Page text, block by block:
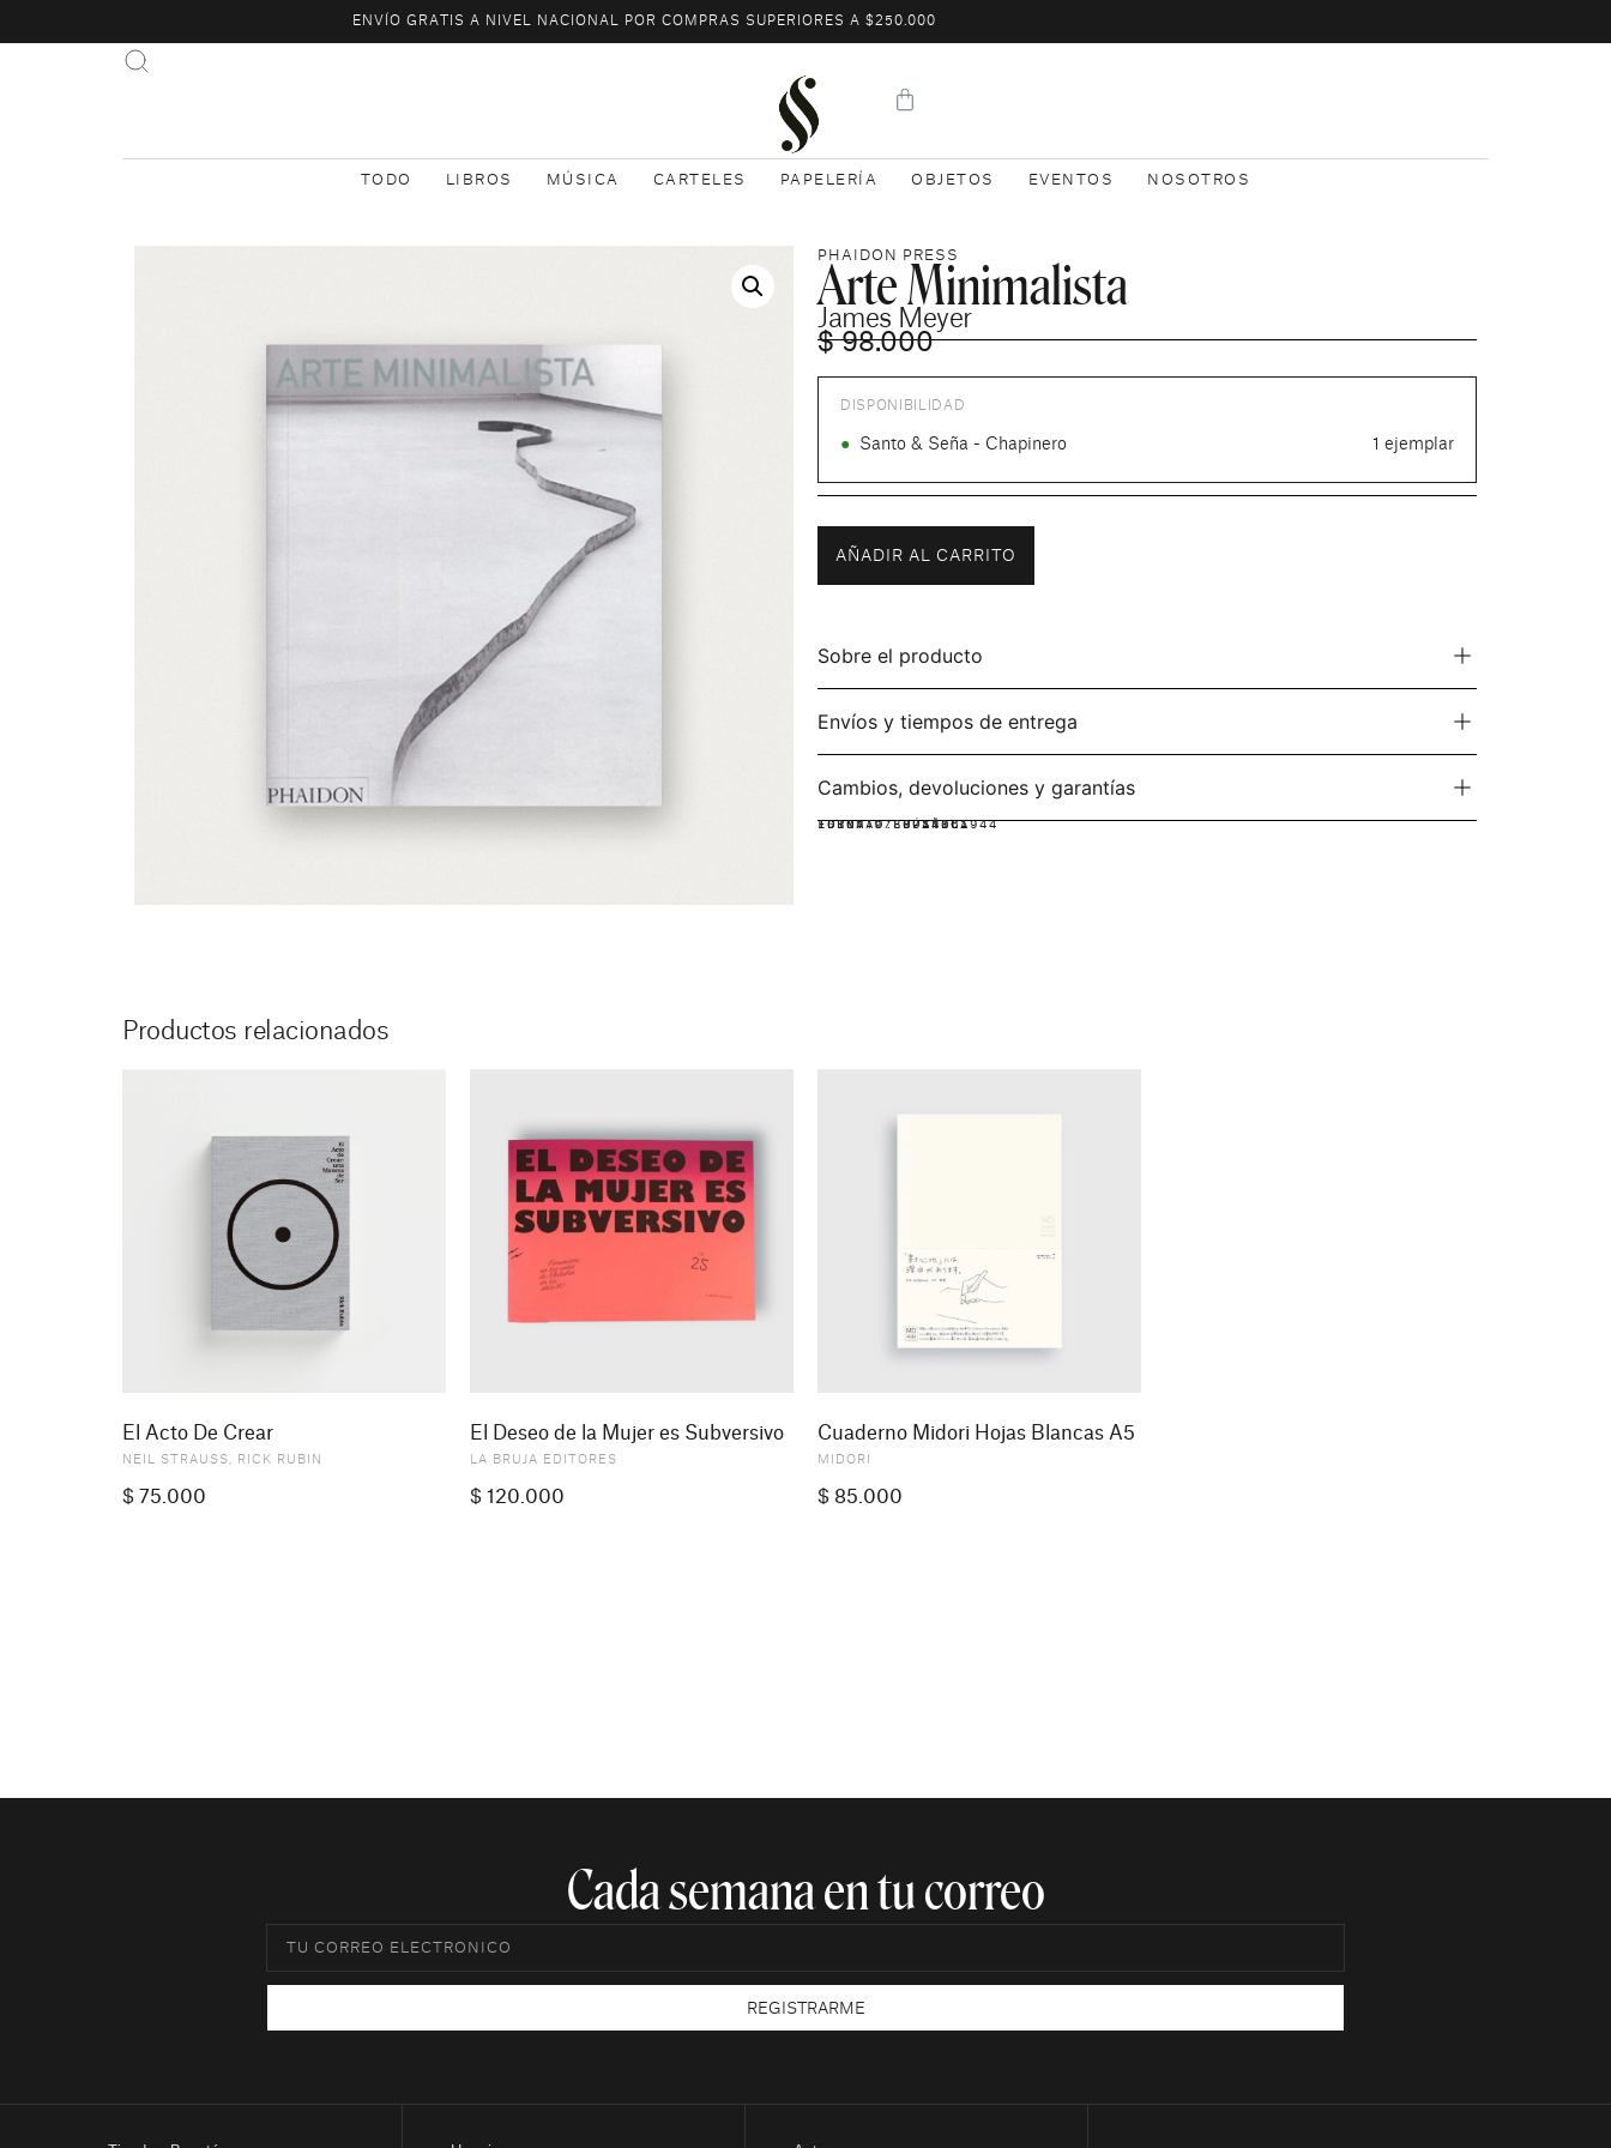
ENVÍO GRATIS A NIVEL NACIONAL POR COMPRAS SUPERIORES A $250.000
TODO LIBROS MÚSICA CARTELES PAPELERÍA OBJETOS EVENTOS NOSOTROS
PHAIDON PRESS
Arte Minimalista
James Meyer
$98.000
DISPONIBILIDAD
● Santo & Seña - Chapinero 1 ejemplar
AÑADIR AL CARRITO
Sobre el producto
Envíos y tiempos de entrega
Cambios, devoluciones y garantías
IDIOMA:ESPAÑOL
FORMATO:RÚSTICA
ISBN: 9780714861944
Productos relacionados
El Acto De Crear
NEIL STRAUSS, RICK RUBIN
$ 75.000
El Deseo de la Mujer es Subversivo
LA BRUJA EDITORES
$ 120.000
Cuaderno Midori Hojas Blancas A5
MIDORI
$ 85.000
Cada semana en tu correo​
REGISTRARME